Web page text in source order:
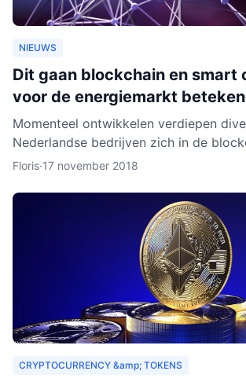
NIEUWS
Dit gaan blockchain en smart
voor de energiemarkt
Momenteel ontwikkelen verdiepen
Nederlandse bedrijven zich in de
technologie. Enkele daarvan, zoals
Floris·17 november 2018
CRYPTOCURRENCY &amp; TOKENS